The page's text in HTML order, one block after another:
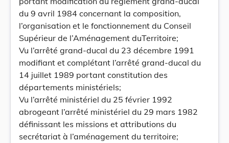
du 9 avril 1984 concernant la composition,
l’organisation et le fonctionnement du Conseil
Supérieur de l’Aménagement duTerritoire;
Vu l’arrêté grand-ducal du 23 décembre 1991
modifiant et complétant l’arrêté grand-ducal du
14 juillet 1989 portant constitution des
départements ministériels;
Vu l’arrêté ministériel du 25 février 1992
abrogeant l’arrêté ministériel du 29 mars 1982
définissant les missions et attributions du
secrétariat à l’aménagement du territoire;